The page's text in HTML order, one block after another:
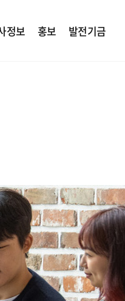
정보 홍보 발전기금